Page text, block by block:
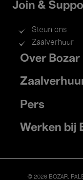
Join &
Steun ons
Zaalverhuur
Footer
menu
Over Bozar
Pers
Werken bij
© 2026 BOZAR.